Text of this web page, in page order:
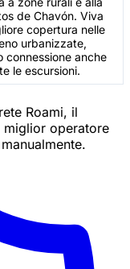
de Chavón. Viva
copertura nelle
urbanizzate,
connessione anche
le escursioni.
Roami, il
miglior operatore